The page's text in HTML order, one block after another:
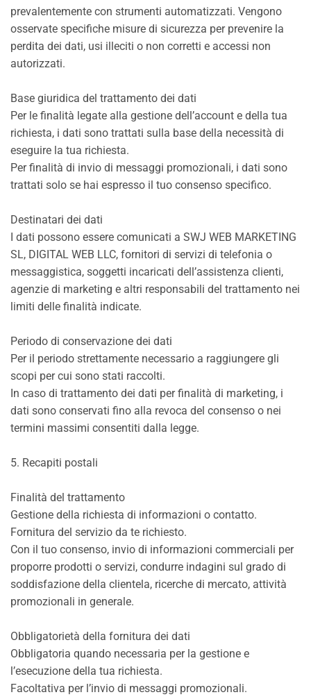
prevalentemente con strumenti automatizzati. Vengono
osservate specifiche misure di sicurezza per prevenire la
perdita dei dati, usi illeciti o non corretti e accessi non
autorizzati.
Base giuridica del trattamento dei dati
Per le finalità legate alla gestione dell’account e della tua
richiesta, i dati sono trattati sulla base della necessità di
eseguire la tua richiesta.
Per finalità di invio di messaggi promozionali, i dati sono
trattati solo se hai espresso il tuo consenso specifico.
Destinatari dei dati
I dati possono essere comunicati a SWJ WEB MARKETING
SL, DIGITAL WEB LLC, fornitori di servizi di telefonia o
messaggistica, soggetti incaricati dell’assistenza clienti,
agenzie di marketing e altri responsabili del trattamento nei
limiti delle finalità indicate.
Periodo di conservazione dei dati
Per il periodo strettamente necessario a raggiungere gli
scopi per cui sono stati raccolti.
In caso di trattamento dei dati per finalità di marketing, i
dati sono conservati fino alla revoca del consenso o nei
termini massimi consentiti dalla legge.
5. Recapiti postali
Finalità del trattamento
Gestione della richiesta di informazioni o contatto.
Fornitura del servizio da te richiesto.
Con il tuo consenso, invio di informazioni commerciali per
proporre prodotti o servizi, condurre indagini sul grado di
soddisfazione della clientela, ricerche di mercato, attività
promozionali in generale.
Obbligatorietà della fornitura dei dati
Obbligatoria quando necessaria per la gestione e
l’esecuzione della tua richiesta.
Facoltativa per l’invio di messaggi promozionali.